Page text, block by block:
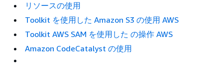
リソースの使用
Toolkit を使用した Amazon S3 の使用 AWS
Toolkit AWS SAM を使用した の操作 AWS
Amazon CodeCatalyst の使用